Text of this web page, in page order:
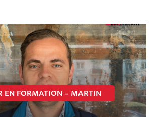
EN FORMATION – MARTIN